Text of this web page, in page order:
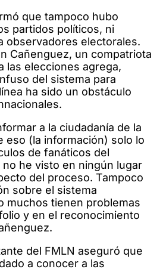
que tampoco hubo
partidos políticos, ni
observadores electorales.
Cañenguez, un compatriota
las elecciones agrega,
del sistema para
ha sido un obstáculo
a la ciudadanía de la
eso (la información) solo lo
de fanáticos del
he visto en ningún lugar
del proceso. Tampoco
sobre el sistema
muchos tienen problemas
y en el reconocimiento
del FMLN aseguró que
a conocer a las